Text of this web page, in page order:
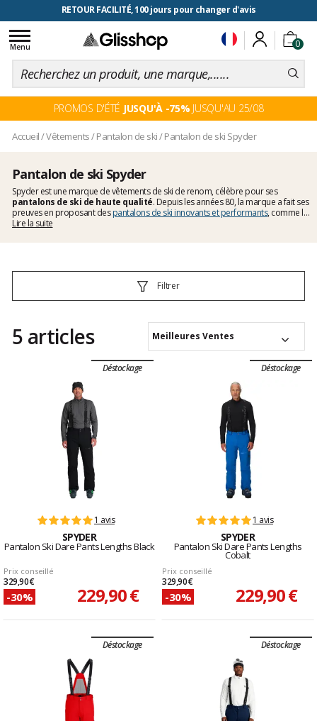
RETOUR FACILITÉ, 100 jours pour changer d'avis
0
Toggle
navigation
Menu
PROMOS D'ÉTÉ JUSQU'À -75% JUSQU'AU 25/08
Accueil/Vêtements/Pantalon de ski/Pantalon de ski Spyder
Pantalon de ski Spyder
Spyder est une marque de vêtements de ski de renom, célèbre pour ses
pantalons de ski de haute qualité. Depuis les années 80, la marque a fait ses
preuves en proposant despantalons de ski innovants et performants, comme le
fameux pantalon World Cup devenue incontournable pour de nombreuses
Lire la suite
Filtrer
5 articles Meilleures Ventes
Déstockage
1 avis
SPYDER
Pantalon Ski Dare Pants Lengths Black
Prix conseillé
329,90 €
-30% 229,90 €
Déstockage
1 avis
SPYDER
Pantalon Ski Dare Pants Lengths
Cobalt
Prix conseillé
329,90 €
-30% 229,90 €
Déstockage Déstockage